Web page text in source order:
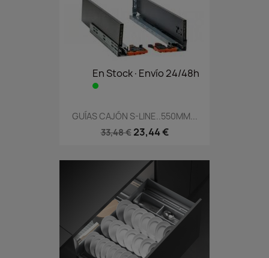
En Stock·Envío 24/48h
GUÍAS CAJÓN S-LINE..550MM...
33,48 € 23,44 €